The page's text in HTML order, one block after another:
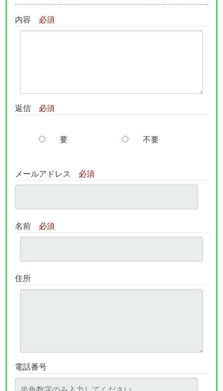
内容 必須
返信 必須
要 不要
メールアドレス 必須
名前 必須
住所
電話番号